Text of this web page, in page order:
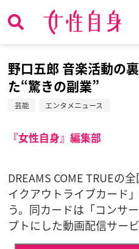
野口五郎 音楽活動の
た“驚きの副業”
芸能 エンタメニュース
『女性自身』編集部
DREAMS COME TRUEの
イクアウトライブカード
う。同カードは「コンサ
プトにした動画配信サー